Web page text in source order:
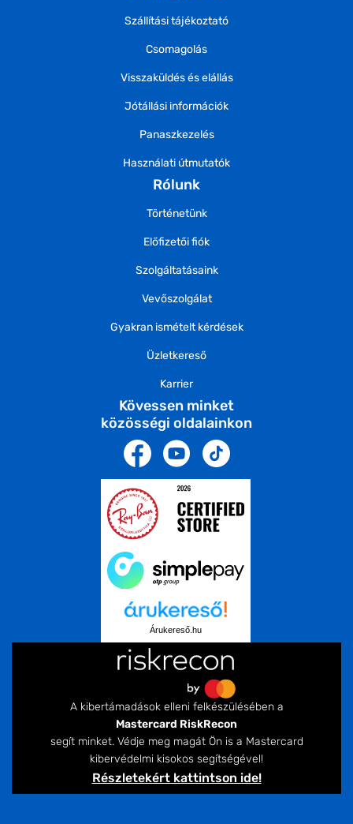
Szállítási tájékoztató
Csomagolás
Visszaküldés és elállás
Jótállási információk
Panaszkezelés
Használati útmutatók
Rólunk
Történetünk
Előfizetői fiók
Szolgáltatásaink
Vevőszolgálat
Gyakran ismételt kérdések
Üzletkereső
Karrier
Kövessen minket
közösségi oldalainkon
Árukereső.hu
A kibertámadások elleni felkészülésében a
Mastercard RiskRecon
segít minket. Védje meg magát Ön is a Mastercard
kibervédelmi kisokos segítségével!
Részletekért kattintson ide!